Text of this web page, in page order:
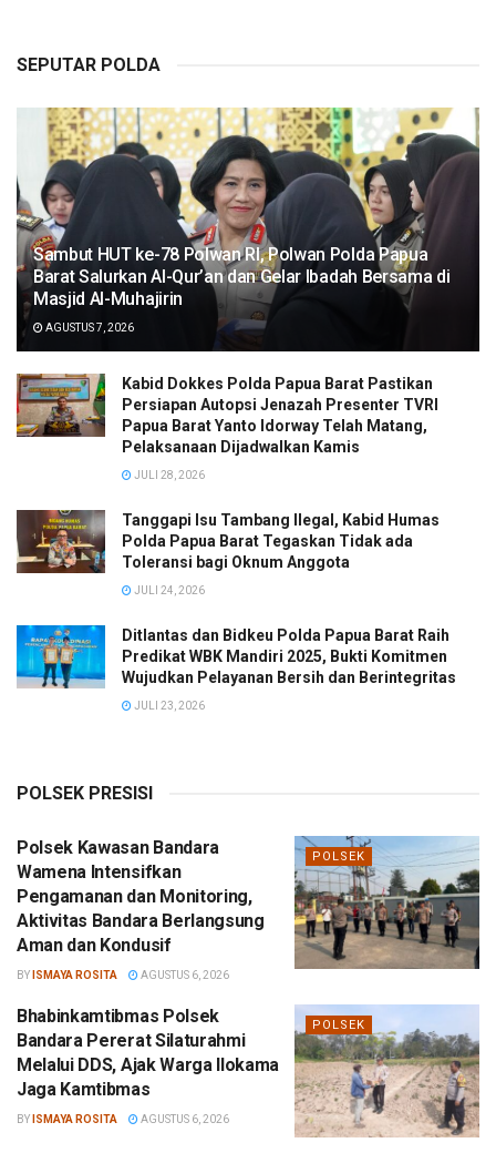
SEPUTAR POLDA
Sambut HUT ke-78 Polwan RI, Polwan Polda Papua
Barat Salurkan Al-Qur’an dan Gelar Ibadah Bersama di
Masjid Al-Muhajirin
AGUSTUS 7, 2026
Kabid Dokkes Polda Papua Barat Pastikan
Persiapan Autopsi Jenazah Presenter TVRI
Papua Barat Yanto Idorway Telah Matang,
Pelaksanaan Dijadwalkan Kamis
JULI 28, 2026
Tanggapi Isu Tambang Ilegal, Kabid Humas
Polda Papua Barat Tegaskan Tidak ada
Toleransi bagi Oknum Anggota
JULI 24, 2026
Ditlantas dan Bidkeu Polda Papua Barat Raih
Predikat WBK Mandiri 2025, Bukti Komitmen
Wujudkan Pelayanan Bersih dan Berintegritas
JULI 23, 2026
POLSEK PRESISI
POLSEK
Polsek Kawasan Bandara
Wamena Intensifkan
Pengamanan dan Monitoring,
Aktivitas Bandara Berlangsung
Aman dan Kondusif
BY ISMAYA ROSITA AGUSTUS 6, 2026
POLSEK
Bhabinkamtibmas Polsek
Bandara Pererat Silaturahmi
Melalui DDS, Ajak Warga Ilokama
Jaga Kamtibmas
BY ISMAYA ROSITA AGUSTUS 6, 2026